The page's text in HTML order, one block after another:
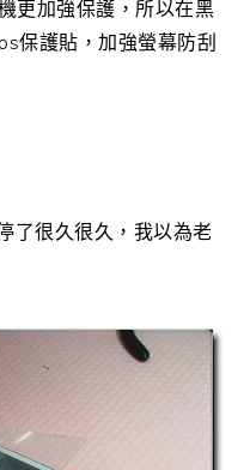
更加強保護，所以在黑
保護貼，加強螢幕防刮
了很久很久，我以為老